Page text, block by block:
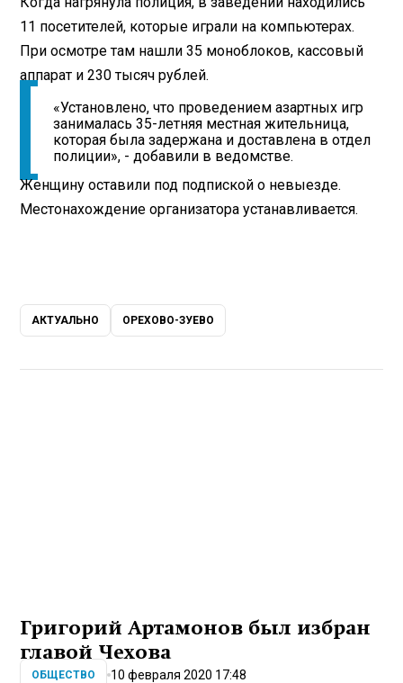
11 посетителей, которые играли на компьютерах.
При осмотре там нашли 35 моноблоков, кассовый
аппарат и 230 тысяч рублей.
«Установлено, что проведением азартных игр
занималась 35-летняя местная жительница,
которая была задержана и доставлена в отдел
полиции», - добавили в ведомстве.
Женщину оставили под подпиской о невыезде.
Местонахождение организатора устанавливается.
АКТУАЛЬНО ОРЕХОВО-ЗУЕВО
Григорий Артамонов был избран
главой Чехова
ОБЩЕСТВО 10 февраля 2020 17:48